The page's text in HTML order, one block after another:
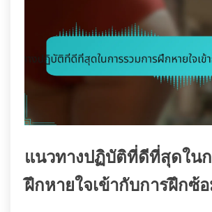
แนวทางปฏิบัติที่ดีที่สุดในก
ฝึกหายใจเข้ากับการฝึกซ้